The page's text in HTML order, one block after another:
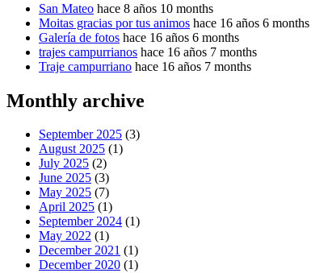
San Mateo hace 8 años 10 months
Moitas gracias por tus animos hace 16 años 6 months
Galería de fotos hace 16 años 6 months
trajes campurrianos hace 16 años 7 months
Traje campurriano hace 16 años 7 months
Monthly archive
September 2025 (3)
August 2025 (1)
July 2025 (2)
June 2025 (3)
May 2025 (7)
April 2025 (1)
September 2024 (1)
May 2022 (1)
December 2021 (1)
December 2020 (1)